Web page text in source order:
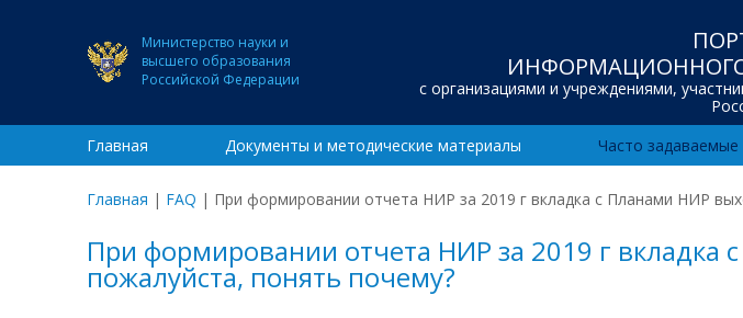
Министерство науки и
высшего образования
Российской Федерации
с организациями и учреждениями,
Главная Документы и методические материалы Часто
Главная | FAQ | При формировании отчета НИР за 2019 г вкладка с Планами НИР
При формировании отчета НИР за 2019 г
пожалуйста, понять почему?